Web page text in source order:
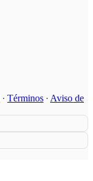
∙ Términos ∙ Aviso de